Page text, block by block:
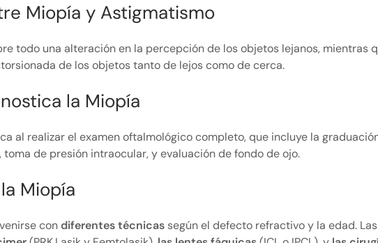
Miopía y Astigmatismo
todo una alteración en la percepción de los objetos lejanos, mientras
de los objetos tanto de lejos como de cerca.
la Miopía
al realizar el examen oftalmológico completo, que incluye la
de presión intraocular, y evaluación de fondo de ojo.
Miopía
condiferentes técnicas según el defecto refractivo y la edad.